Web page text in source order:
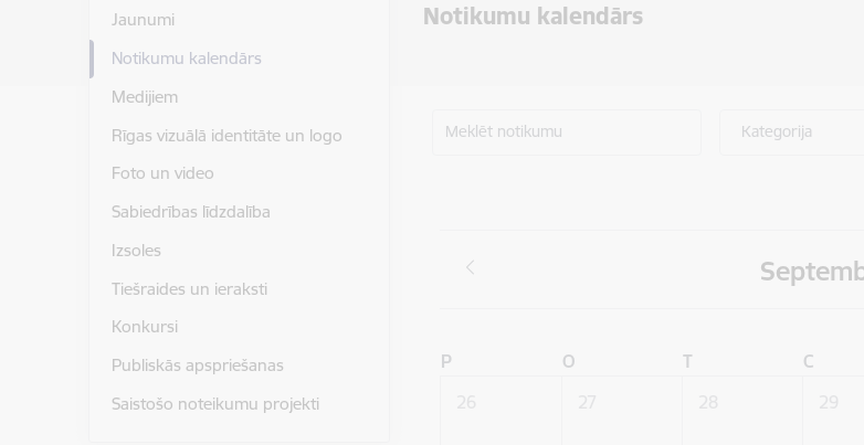
Notikumu kalendārs
Jaunumi
Notikumu kalendārs
Medijiem
Rīgas vizuālā identitāte un logo
Foto un video
Sabiedrības līdzdalība
Izsoles
Tiešraides un ieraksti
Konkursi
Publiskās apspriešanas
Saistošo noteikumu projekti
Meklēt notikumu Kategorija
P O T C